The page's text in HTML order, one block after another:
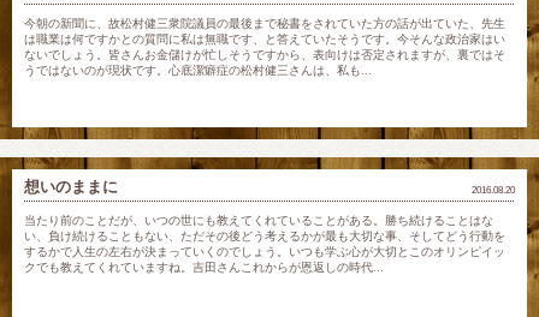
今朝の新聞に、故松村健三衆院議員の最後まで秘書をされていた方の話が出ていた、先生
は職業は何ですかとの質問に私は無職です、と答えていたそうです。今そんな政治家はい
ないでしょう。皆さんお金儲けが忙しそうですから、表向けは否定されますが、裏ではそ
うではないのが現状です。心底潔癖症の松村健三さんは、私も...
2016.08.20
想いのままに
当たり前のことだが、いつの世にも教えてくれていることがある。勝ち続けることはな
い、負け続けることもない、ただその後どう考えるかが最も大切な事、そしてどう行動を
するかで人生の左右が決まっていくのでしょう。いつも学ぶ心が大切とこのオリンピイッ
クでも教えてくれていますね。吉田さんこれからが恩返しの時代...